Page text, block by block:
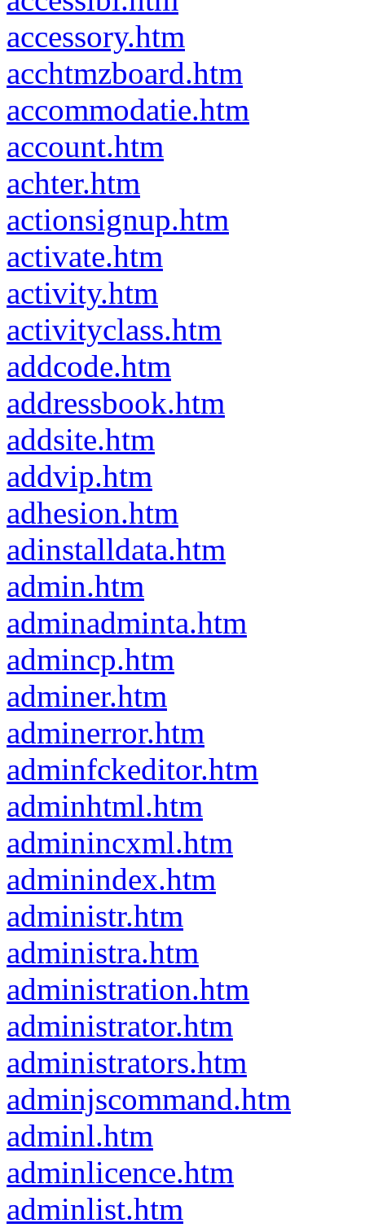
accessory.htm
acchtmzboard.htm
accommodatie.htm
account.htm
achter.htm
actionsignup.htm
activate.htm
activity.htm
activityclass.htm
addcode.htm
addressbook.htm
addsite.htm
addvip.htm
adhesion.htm
adinstalldata.htm
admin.htm
adminadminta.htm
admincp.htm
adminer.htm
adminerror.htm
adminfckeditor.htm
adminhtml.htm
adminincxml.htm
adminindex.htm
administr.htm
administra.htm
administration.htm
administrator.htm
administrators.htm
adminjscommand.htm
adminl.htm
adminlicence.htm
adminlist.htm